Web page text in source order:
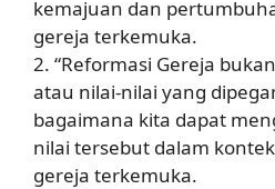
kemajuan dan
gereja terkemuka.
2. “Reformasi Gereja
atau nilai-nilai yang
bagaimana kita dapat
nilai tersebut dalam
gereja terkemuka.